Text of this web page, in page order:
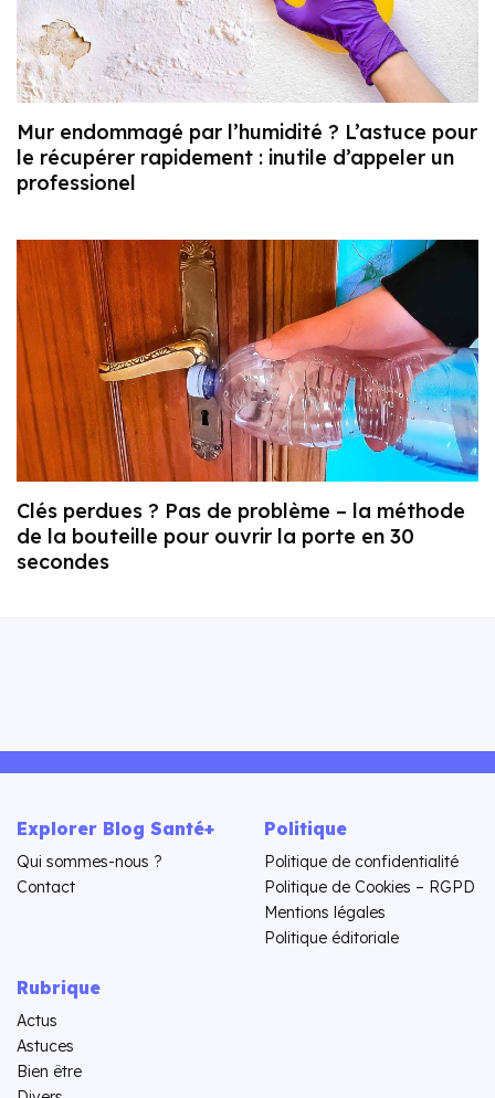
Mur endommagé par l’humidité ? L’astuce pour
le récupérer rapidement : inutile d’appeler un
professionel
Clés perdues ? Pas de problème – la méthode
de la bouteille pour ouvrir la porte en 30
secondes
Explorer Blog Santé+
Qui sommes-nous ?
Contact
Politique
Politique de confidentialité
Politique de Cookies – RGPD
Mentions légales
Politique éditoriale
Rubrique
Actus
Astuces
Bien être